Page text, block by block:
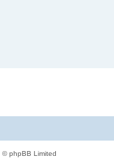
© phpBB Limited